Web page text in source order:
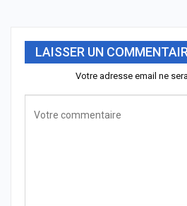
LAISSER UN
Votre adresse email ne